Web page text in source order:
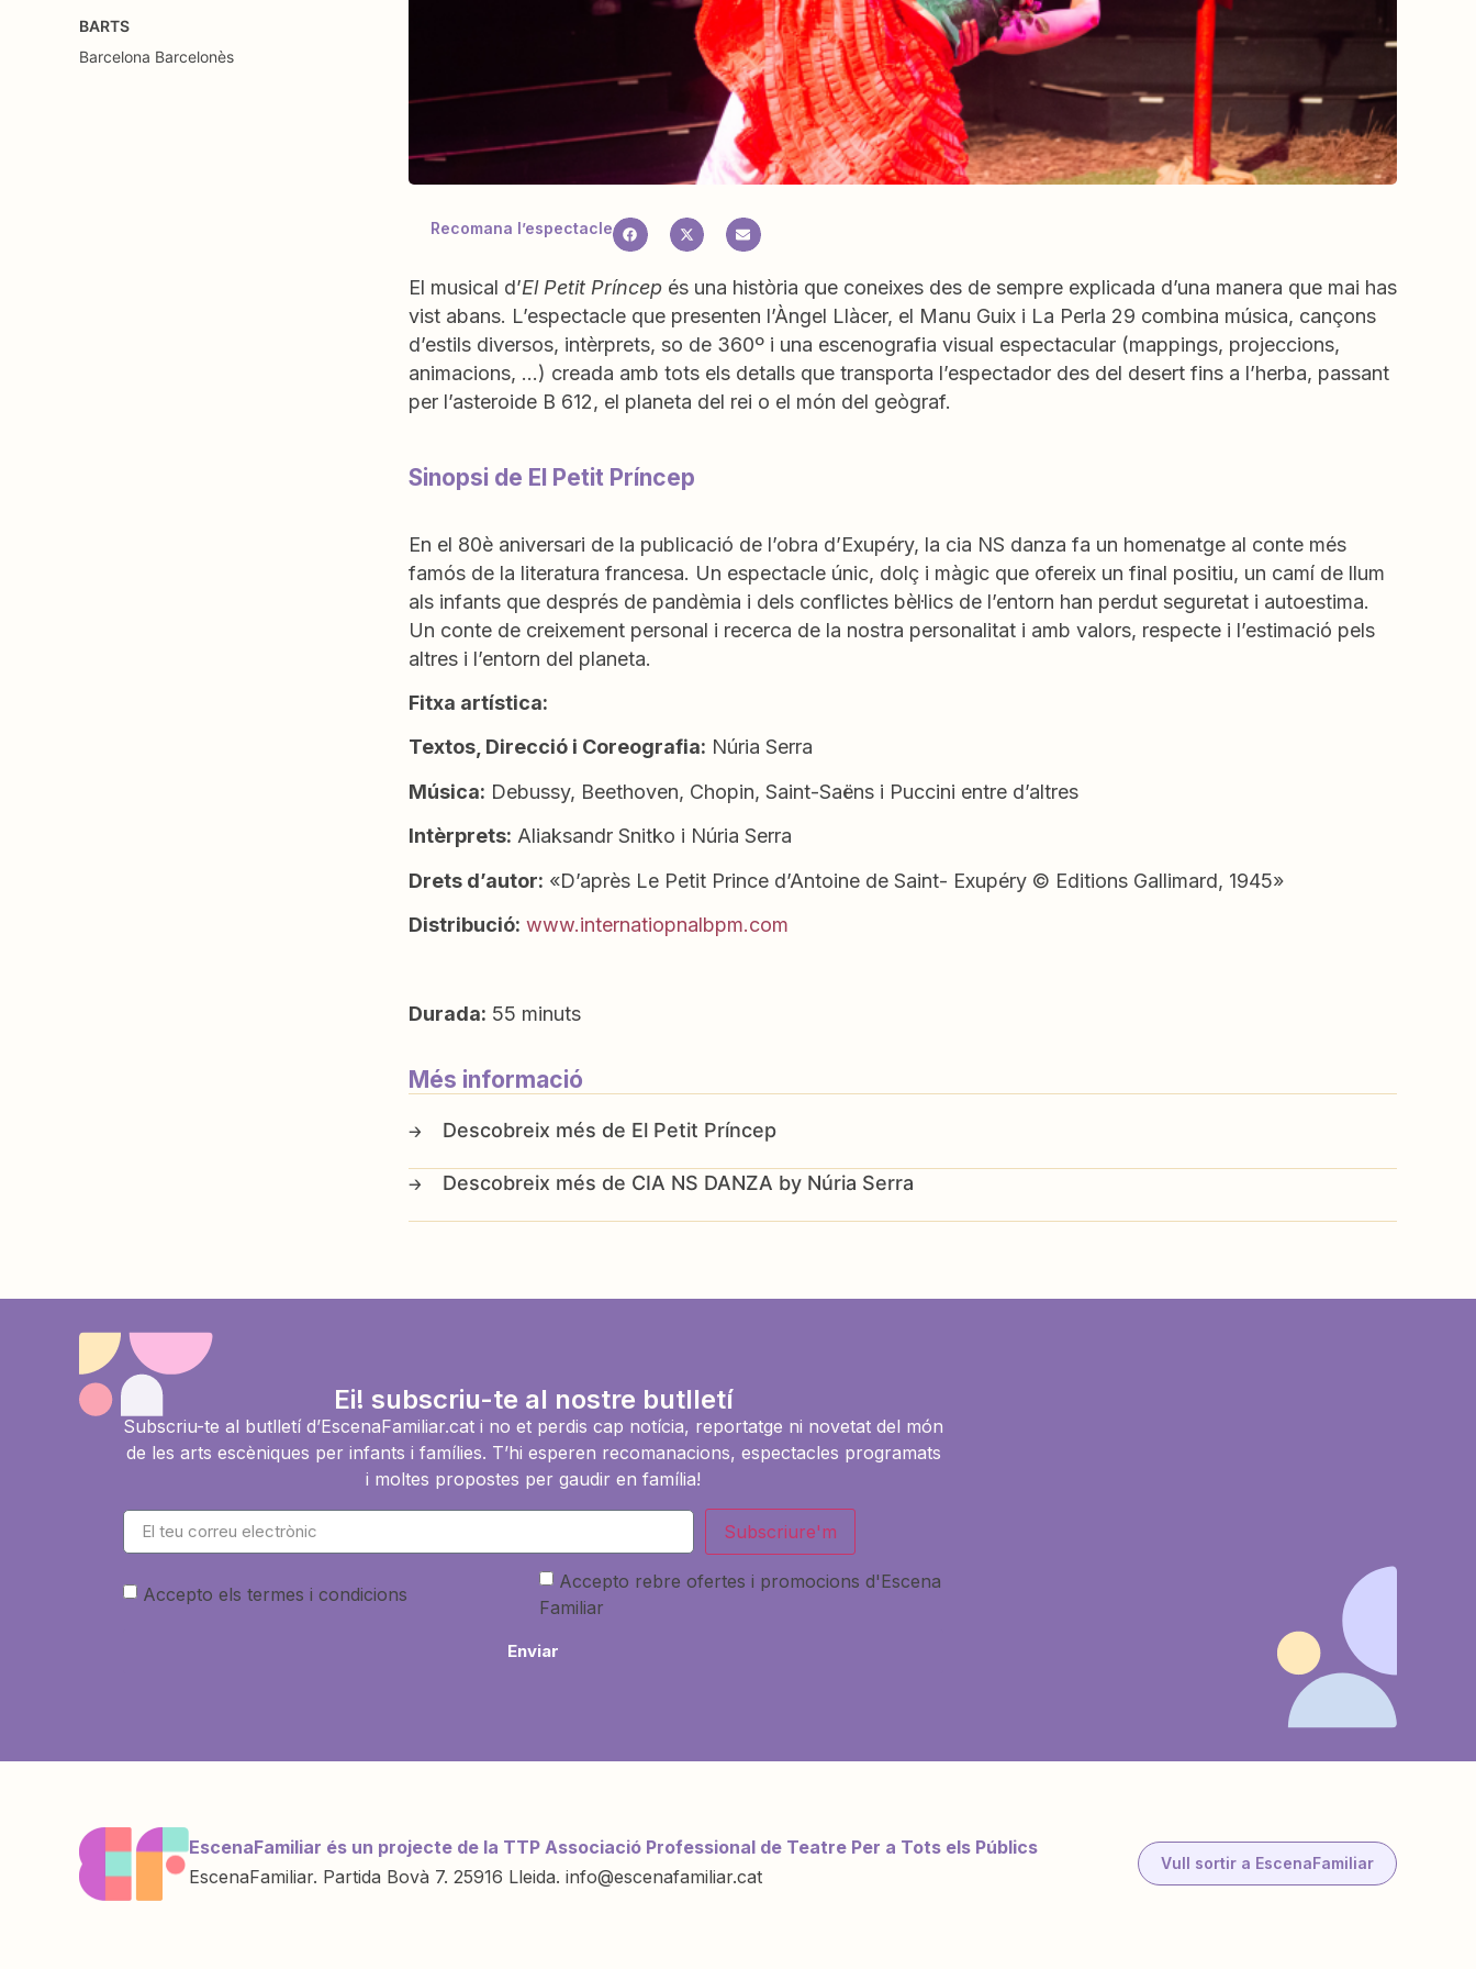
BARTS
Barcelona Barcelonès
Recomana l’espectacle
El musical d’El Petit Príncep és una història que coneixes des de sempre explicada d’una manera que mai has
vist abans. L’espectacle que presenten l’Àngel Llàcer, el Manu Guix i La Perla 29 combina música, cançons
d’estils diversos, intèrprets, so de 360º i una escenografia visual espectacular (mappings, projeccions,
animacions, …) creada amb tots els detalls que transporta l’espectador des del desert fins a l’herba, passant
per l’asteroide B 612, el planeta del rei o el món del geògraf.
Sinopsi de El Petit Príncep
En el 80è aniversari de la publicació de l’obra d’Exupéry, la cia NS danza fa un homenatge al conte més
famós de la literatura francesa. Un espectacle únic, dolç i màgic que ofereix un final positiu, un camí de llum
als infants que després de pandèmia i dels conflictes bèl·lics de l’entorn han perdut seguretat i autoestima.
Un conte de creixement personal i recerca de la nostra personalitat i amb valors, respecte i l’estimació pels
altres i l’entorn del planeta.
Fitxa artística:
Textos, Direcció i Coreografia: Núria Serra
Música: Debussy, Beethoven, Chopin, Saint-Saëns i Puccini entre d’altres
Intèrprets: Aliaksandr Snitko i Núria Serra
Drets d’autor: «D’après Le Petit Prince d’Antoine de Saint- Exupéry © Editions Gallimard, 1945»
Distribució: www.internatiopnalbpm.com
Durada: 55 minuts
Més informació
El Petit Príncep
CIA NS DANZA by Núria Serra
Ei! subscriu-te al nostre butlletí
Subscriu-te al butlletí d’EscenaFamiliar.cat i no et perdis cap notícia, reportatge ni novetat del món
de les arts escèniques per infants i famílies. T’hi esperen recomanacions, espectacles programats
i moltes propostes per gaudir en família!
Subscriure'm
Accepto els termes i condicions
Accepto rebre ofertes i promocions d'Escena
Familiar
Enviar
EscenaFamiliar és un projecte de la TTP Associació Professional de Teatre Per a Tots els Públics
EscenaFamiliar. Partida Bovà 7. 25916 Lleida. info@escenafamiliar.cat
Vull sortir a EscenaFamiliar